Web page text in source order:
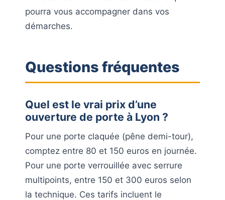
pourra vous accompagner dans vos
démarches.
Questions fréquentes
Quel est le vrai prix d’une
ouverture de porte à Lyon ?
Pour une porte claquée (pêne demi-tour),
comptez entre 80 et 150 euros en journée.
Pour une porte verrouillée avec serrure
multipoints, entre 150 et 300 euros selon
la technique. Ces tarifs incluent le